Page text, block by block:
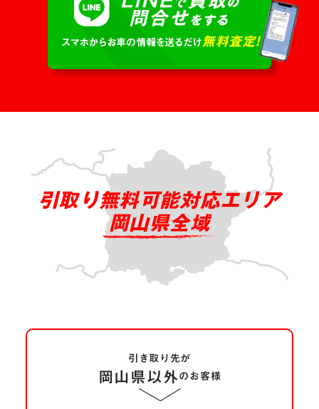
引取り無料可能対応エリア
岡山県全域
引き取り先が
岡山県以外の お客様